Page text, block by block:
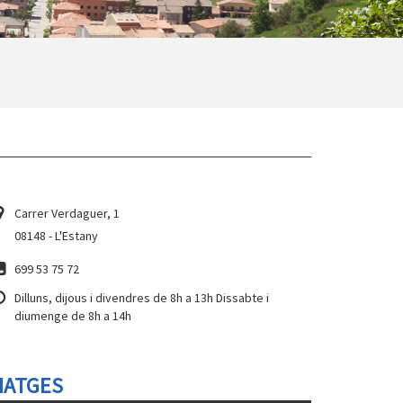
Carrer Verdaguer, 1
08148 - L'Estany
699 53 75 72
Dilluns, dijous i divendres de 8h a 13h Dissabte i
diumenge de 8h a 14h